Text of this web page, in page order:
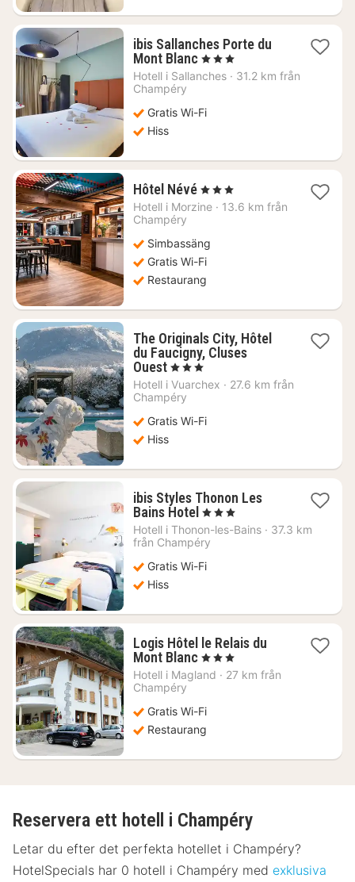
ibis Sallanches Porte du
Mont Blanc1
natt
kr.
, 3 Stjärnor
Hotell i Sallanches · 31.2 km från
Champéry
Gratis Wi-Fi
Hiss
Hôtel Névé1
natt
kr.
, 3 Stjärnor
Hotell i Morzine · 13.6 km från
Champéry
Simbassäng
Gratis Wi-Fi
Restaurang
The Originals City, Hôtel
du Faucigny, Cluses
Ouest1
natt
från
1010
kr.
, 3 Stjärnor
Hotell i Vuarchex · 27.6 km från
Champéry
Gratis Wi-Fi
Hiss
ibis Styles Thonon Les
Bains Hotel 1
natt
från
1399
kr.
, 3 Stjärnor
Hotell i Thonon-les-Bains · 37.3 km
från Champéry
Gratis Wi-Fi
Hiss
Logis Hôtel le Relais du
Mont Blanc1
natt
kr.
, 3 Stjärnor
Hotell i Magland · 27 km från
Champéry
Gratis Wi-Fi
Restaurang
Reservera ett hotell i Champéry
Letar du efter det perfekta hotellet i Champéry?
HotelSpecials har 0 hotell i Champéry med exklusiva